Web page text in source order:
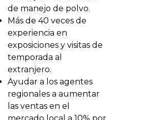
de manejo de polvo.
Más de 40 veces de
experiencia en
exposiciones y visitas de
temporada al
extranjero.
Ayudar a los agentes
regionales a aumentar
las ventas en el